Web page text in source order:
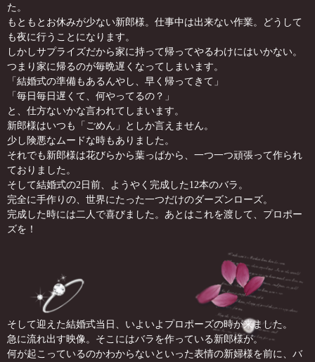
た。
もともとお休みが少ない新郎様。仕事中は出来ない作業。どうして
も夜に行うことになります。
しかしサプライズだから家に持って帰ってやるわけにはいかない。
つまり家に帰るのが毎晩遅くなってしまいます。
「結婚式の準備もあるんやし、早く帰ってきて」
「毎日毎日遅くて、何やってるの？」
と、仕方ないかな言われてしまいます。
新郎様はいつも「ごめん」としか言えません。
少し険悪なムードな時もありました。
それでも新郎様は花びらから葉っぱから、一つ一つ頑張って作られ
ておりました。
そして結婚式の2日前、ようやく完成した12本のバラ。
完全に手作りの、世界にたった一つだけのダーズンローズ。
完成した時には二人で喜びました。あとはこれを渡して、プロポー
ズを！
そして迎えた結婚式当日、いよいよプロポーズの時が来ました。
急に流れ出す映像。そこにはバラを作っている新郎様が。
何が起こっているのかわからないといった表情の新婦様を前に、バ